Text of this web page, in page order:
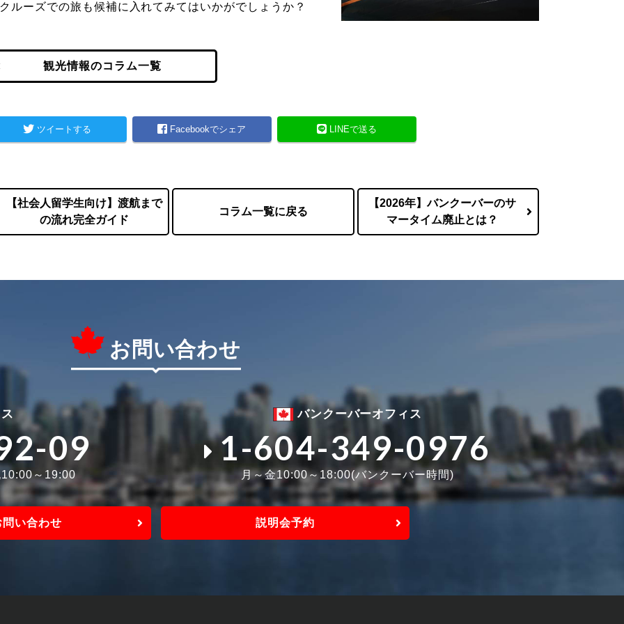
ルーズでの旅も候補に入れてみてはいかがでしょうか？
観光情報のコラム一覧
ツイートする Facebookでシェア LINEで送る
【社会人留学生向け】渡航まで
の流れ完全ガイド
コラム一覧に戻る
【2026年】バンクーバーのサ
マータイム廃止とは？
お問い合わせ
09
～19:00
バンクーバーオフィス
1-604-349-0976
月～金10:00～18:00(バンクーバー時間)
問い合わせ 説明会予約